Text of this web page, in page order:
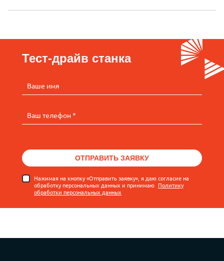
Тест-драйв станка
Ваше имя
Ваш телефон *
ОТПРАВИТЬ ЗАЯВКУ
Нажимая на кнопку «Отправить заявку», я даю согласие на
обработку персональных данных и принимаю Политику
обработки персональных данных